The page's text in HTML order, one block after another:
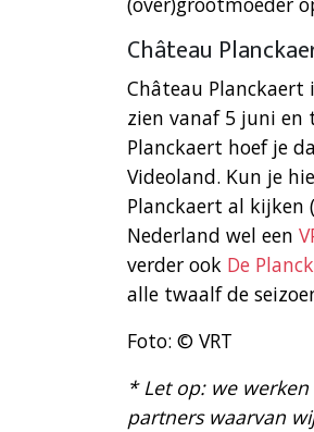
Château
Château
zien vanaf 5 juni en
Planckaert hoef je
Videoland. Kun je
Planckaert al kijken
Nederland wel een
verder ook De
alle twaalf de
Foto: © VRT
* Let op: we
partners waarvan